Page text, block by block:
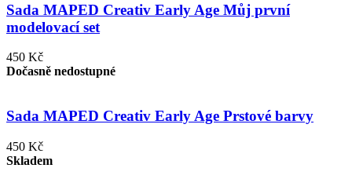
Sada MAPED Creativ Early Age Můj první
modelovací set
450 Kč
Dočasně nedostupné
Sada MAPED Creativ Early Age Prstové barvy
450 Kč
Skladem